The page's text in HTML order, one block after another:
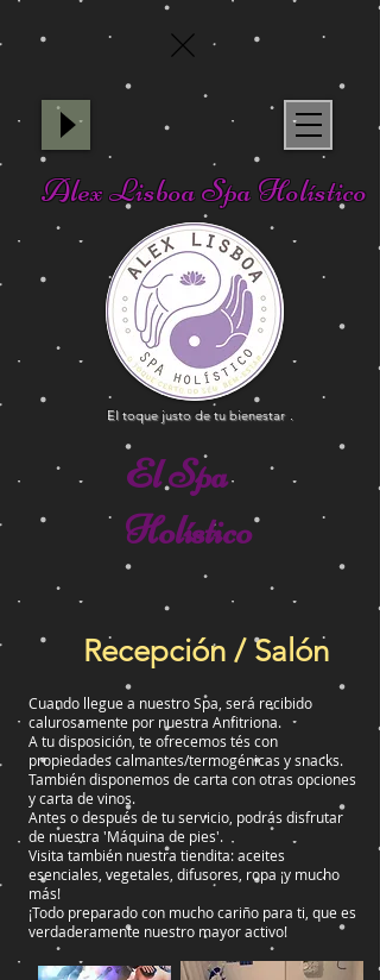
Alex Lisboa Spa Holístico
El toque justo de tu bienestar .
El Spa
Holístico
Recepción / Salón
Cuando llegue a nuestro Spa, será recibido
calurosamente por nuestra Anfitriona.
A tu disposición, te ofrecemos tés con
propiedades calmantes/termogénicas y snacks.
También disponemos de carta con otras opciones
y carta de vinos.
Antes o después de tu servicio, podrás disfrutar
de nuestra 'Máquina de pies'.
Visita también nuestra tiendita: aceites
esenciales, vegetales, difusores, ropa ¡y mucho
más!
¡Todo preparado con mucho cariño para ti, que es
verdaderamente nuestro mayor activo!